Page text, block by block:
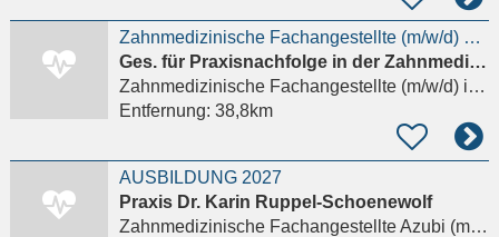
Zahnmedizinische Fachangestellte (m/w/d) – Mini-Job
Ges. für Praxisnachfolge in der Zahnmedizin GmbH
Zahnmedizinische Fachangestellte (m/w/d)in Gudensberg
Entfernung: 38,8km
AUSBILDUNG 2027
Praxis Dr. Karin Ruppel-Schoenewolf
Zahnmedizinische Fachangestellte Azubi (m/w/d)